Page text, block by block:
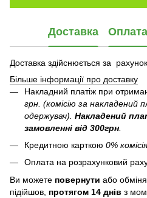
Доставка Оплата
Доставка здійснюється за
Більше інформації про доставку
Накладний платіж при
грн. (комісію за накладений
одержувач). Накладений
замовленні від 300грн
Кредитною карткою 0% комісія
Оплата на розрахунковий
Ви можете повернути або
підійшов, протягом 14 днів з